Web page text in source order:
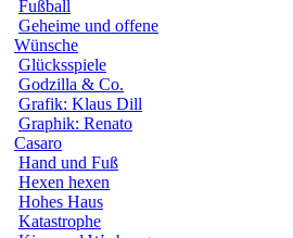
Fußball
Geheime und offene
Wünsche
Glücksspiele
Godzilla & Co.
Grafik: Klaus Dill
Graphik: Renato
Casaro
Hand und Fuß
Hexen hexen
Hohes Haus
Katastrophe